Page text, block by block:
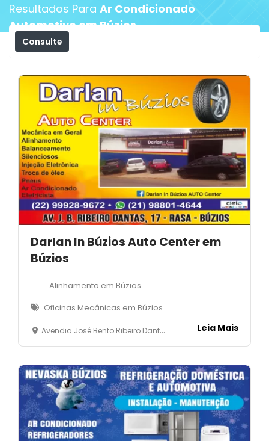
Resultados Para Ar Condicionado
Automotivo em Búzios
Consulte
Darlan In Búzios Auto Center em
Búzios
Alinhamento em Búzios
Oficinas Mecânicas em Búzios
Avendia José Bento Ribeiro Dantas, 17 - Rasa - Armação dos Búzios - Leia Mais